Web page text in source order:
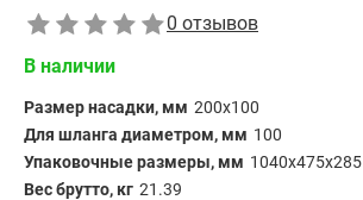
0 отзывов
В наличии
Размер насадки, мм 200x100
Для шланга диаметром, мм 100
Упаковочные размеры, мм 1040х475х285
Вес брутто, кг 21.39